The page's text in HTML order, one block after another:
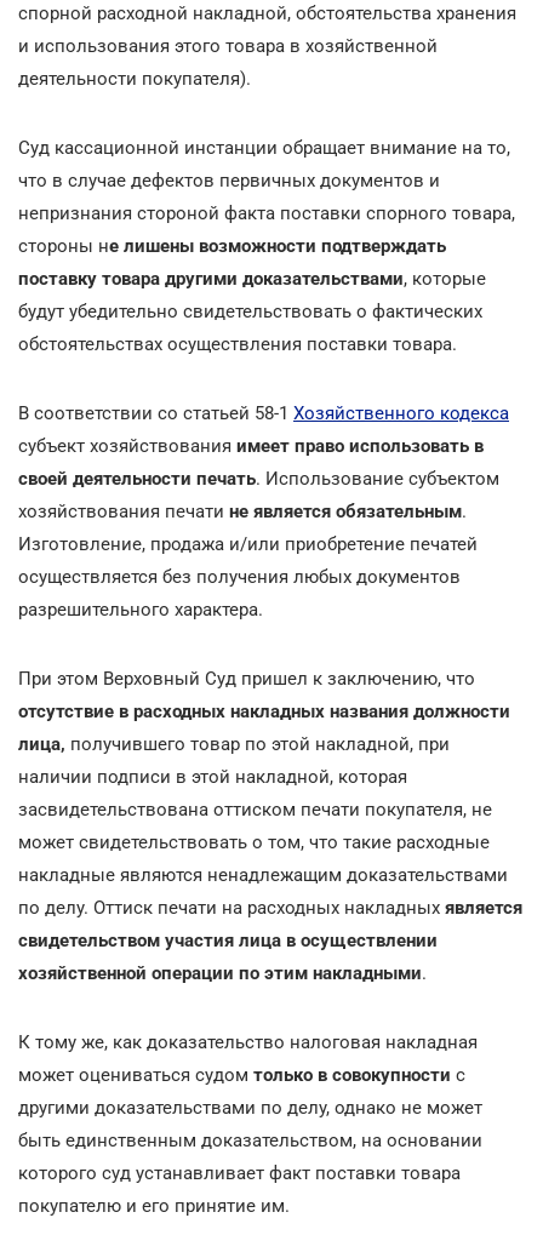
спорной расходной накладной, обстоятельства хранения
и использования этого товара в хозяйственной
деятельности покупателя).
Суд кассационной инстанции обращает внимание на то,
что в случае дефектов первичных документов и
непризнания стороной факта поставки спорного товара,
стороны не лишены возможности подтверждать
поставку товара другими доказательствами, которые
будут убедительно свидетельствовать о фактических
обстоятельствах осуществления поставки товара.
В соответствии со статьей 58-1 Хозяйственного кодекса
субъект хозяйствования имеет право использовать в
своей деятельности печать. Использование субъектом
хозяйствования печати не является обязательным.
Изготовление, продажа и/или приобретение печатей
осуществляется без получения любых документов
разрешительного характера.
При этом Верховный Суд пришел к заключению, что
отсутствие в расходных накладных названия должности
лица, получившего товар по этой накладной, при
наличии подписи в этой накладной, которая
засвидетельствована оттиском печати покупателя, не
может свидетельствовать о том, что такие расходные
накладные являются ненадлежащим доказательствами
по делу. Оттиск печати на расходных накладных является
свидетельством участия лица в осуществлении
хозяйственной операции по этим накладными.
К тому же, как доказательство налоговая накладная
может оцениваться судом только в совокупности с
другими доказательствами по делу, однако не может
быть единственным доказательством, на основании
которого суд устанавливает факт поставки товара
покупателю и его принятие им.